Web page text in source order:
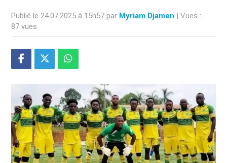
Publié le 24.07.2025 à 15h57 par Myriam Djamen | Vues :
87 vues